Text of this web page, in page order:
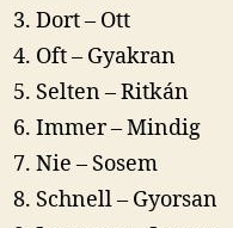
Dort – Ott
Oft – Gyakran
Selten – Ritkán
Immer – Mindig
Nie – Sosem
Schnell – Gyorsan